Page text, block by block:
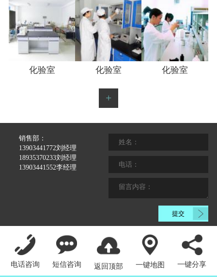
化验室 化验室 化验室
+
销售部：
13903441772刘经理
18935370233刘经理
13903441552李经理
电话咨询 短信咨询 返回顶部 一键地图 一键分享